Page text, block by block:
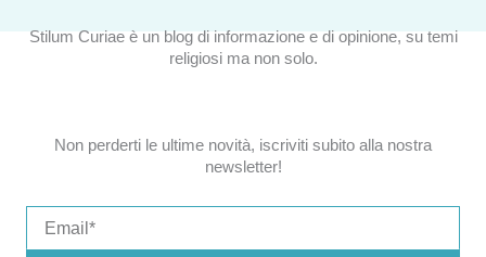
Stilum Curiae è un blog di informazione e di opinione, su temi
religiosi ma non solo.
Non perderti le ultime novità, iscriviti subito alla nostra
newsletter!